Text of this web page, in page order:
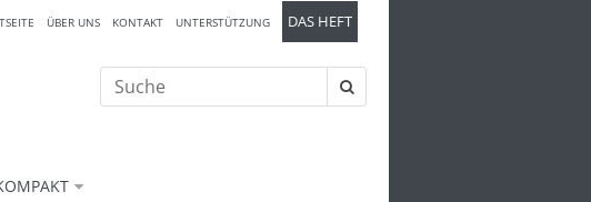
ÜBER UNS KONTAKT UNTERSTÜTZUNG DAS HEFT
Suche
nach: